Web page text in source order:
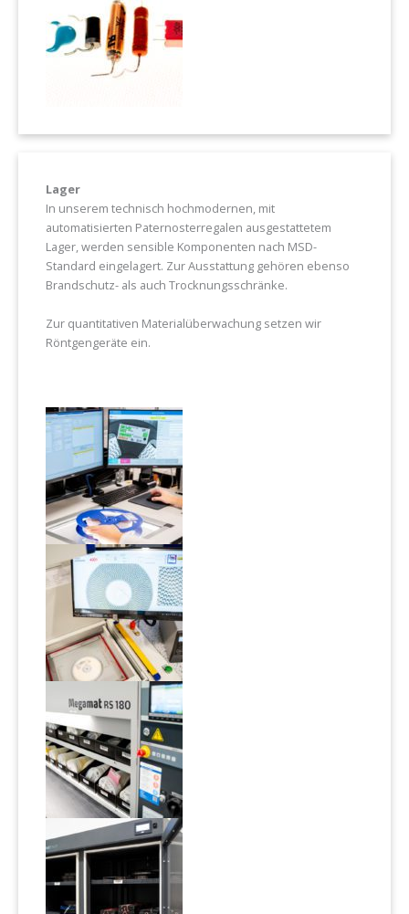
Lager
In unserem technisch hochmodernen, mit
automatisierten Paternosterregalen ausgestattetem
Lager, werden sensible Komponenten nach MSD-
Standard eingelagert. Zur Ausstattung gehören ebenso
Brandschutz- als auch Trocknungsschränke.
Zur quantitativen Materialüberwachung setzen wir
Röntgengeräte ein.